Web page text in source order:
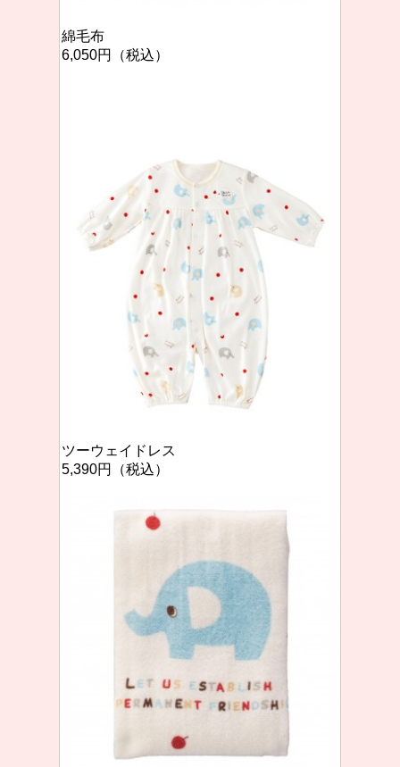
綿毛布
6,050円（税込）
ツーウェイドレス
5,390円（税込）